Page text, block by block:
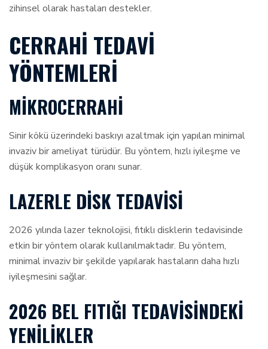
zihinsel olarak hastaları destekler.
CERRAHI TEDAVI
YÖNTEMLERI
MIKROCERRAHI
Sinir kökü üzerindeki baskıyı azaltmak için yapılan minimal
invaziv bir ameliyat türüdür. Bu yöntem, hızlı iyileşme ve
düşük komplikasyon oranı sunar.
LAZERLE DISK TEDAVISI
2026 yılında lazer teknolojisi, fıtıklı disklerin tedavisinde
etkin bir yöntem olarak kullanılmaktadır. Bu yöntem,
minimal invaziv bir şekilde yapılarak hastaların daha hızlı
iyileşmesini sağlar.
2026 BEL FITIĞI TEDAVISINDEKI
YENILIKLER